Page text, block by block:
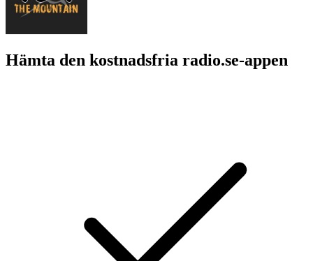
Hämta den kostnadsfria radio.se-appen